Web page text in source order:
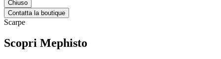
Chiuso
Contatta la boutique
Scarpe
Scopri Mephisto